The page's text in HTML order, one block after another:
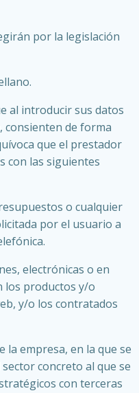
por la legislación
al introducir sus datos
consienten de forma
que el prestador
con las siguientes
o cualquier
por el usuario a
electrónicas o en
los productos y/o
y/o los contratados
la empresa, en la que se
concreto al que se
con terceras